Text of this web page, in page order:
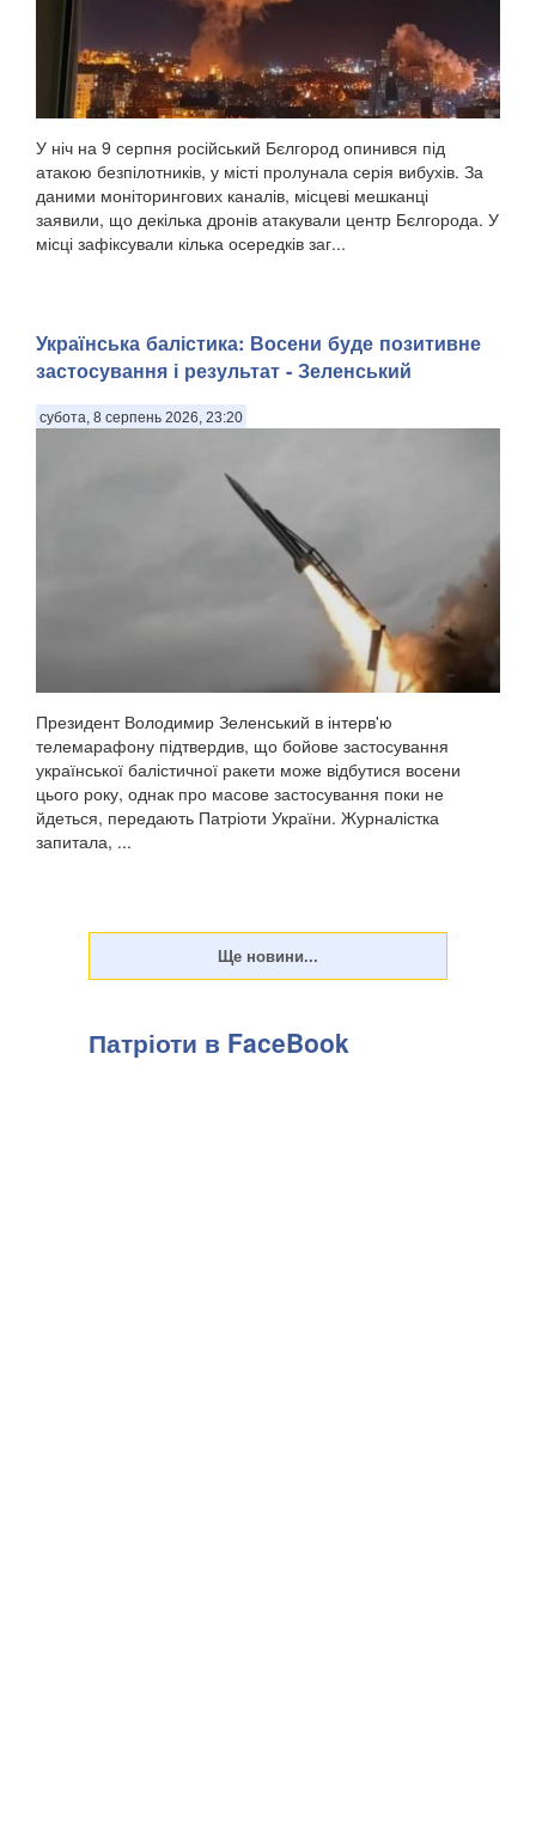
У ніч на 9 серпня російський Бєлгород опинився під
атакою безпілотників, у місті пролунала серія вибухів. За
даними моніторингових каналів, місцеві мешканці
заявили, що декілька дронів атакували центр Бєлгорода. У
місці зафіксували кілька осередків заг...
Українська балістика: Восени буде позитивне
застосування і результат - Зеленський
субота, 8 серпень 2026, 23:20
Президент Володимир Зеленський в інтерв'ю
телемарафону підтвердив, що бойове застосування
української балістичної ракети може відбутися восени
цього року, однак про масове застосування поки не
йдеться, передають Патріоти України. Журналістка
запитала, ...
Патріоти в FaceBook